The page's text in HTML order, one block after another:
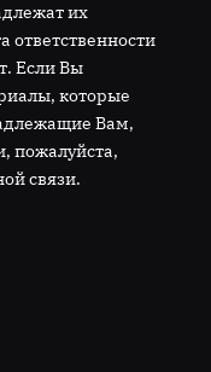
их
ответственности
Если Вы
которые
Вам,
пожалуйста,
связи.